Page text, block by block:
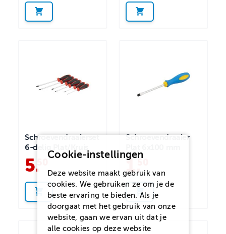
Schroevendraaierset
6-delig Plat/Kruis
5.50
Schroevendraaier
1
Cookie-instellingen
Deze website maakt gebruik van
cookies. We gebruiken ze om je de
beste ervaring te bieden. Als je
doorgaat met het gebruik van onze
website, gaan we ervan uit dat je
alle cookies op deze website